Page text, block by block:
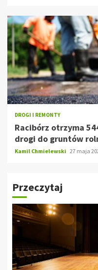
DROGI I REMONTY
Racibórz otrzyma
drogi do gruntów
Kamil Chmielewski 27 maja
Przeczytaj